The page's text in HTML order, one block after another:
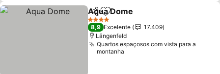
PartilharAdicionar aos favoritos
Aqua Dome
4 Estrelas
8,9 Excelente
17.409
Längenfeld
Quartos espaçosos com vista para a
montanha